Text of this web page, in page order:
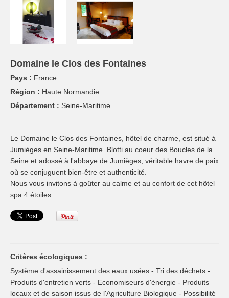
Domaine le Clos des Fontaines
Pays : France
Région : Haute Normandie
Département : Seine-Maritime
Le Domaine le Clos des Fontaines, hôtel de charme, est situé à
Jumièges en Seine-Maritime. Blotti au coeur des Boucles de la
Seine et adossé à l'abbaye de Jumièges, véritable havre de paix
où se conjuguent bien-être et authenticité.
Nous vous invitons à goûter au calme et au confort de cet hôtel
spa 4 étoiles.
Critères écologiques :
Système d'assainissement des eaux usées - Tri des déchets -
Produits d'entretien verts - Economiseurs d'énergie - Produits
locaux et de saison issus de l'Agriculture Biologique - Possibilité